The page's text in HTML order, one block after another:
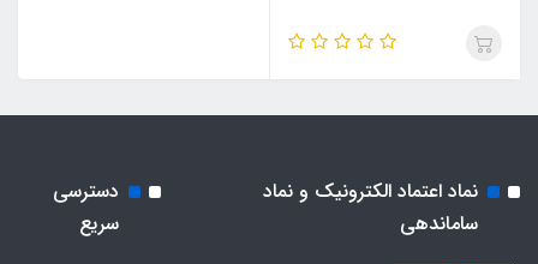
نماد اعتماد الکترونیک و نماد
ساماندهی
دسترسی
سریع